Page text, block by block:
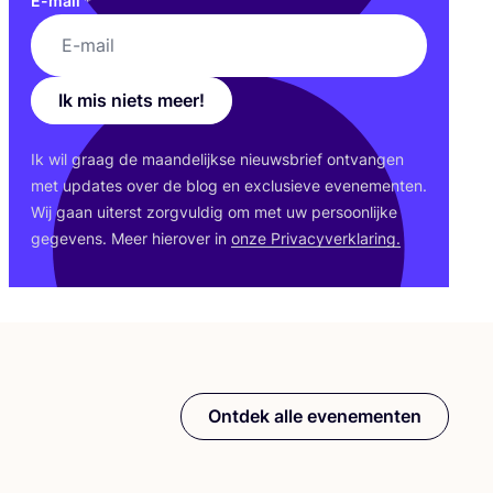
Ik mis niets meer!
Ik wil graag de maan­de­lijk­se nieuws­brief ont­van­gen
met upda­tes over de blog en exclu­sie­ve eve­ne­men­ten.
Wij gaan uiterst zorg­vul­dig om met uw per­soon­lij­ke
gege­vens. Meer hier­over in onze Pri­va­cy­ver­kla­ring.
Ontdek alle evenementen